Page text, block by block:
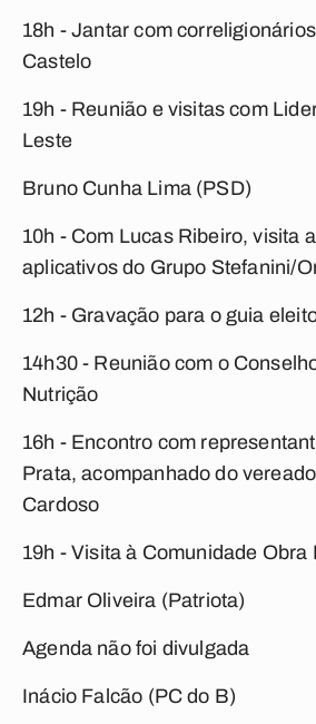
18h - Jantar com
Castelo
19h - Reunião e visitas com
Leste
Bruno Cunha Lima (PSD)
10h - Com Lucas Ribeiro, visita
aplicativos do Grupo Stefanini/
12h - Gravação para o guia
14h30 - Reunião com o
Nutrição
16h - Encontro com
Prata, acompanhado do
Cardoso
19h - Visita à Comunidade Obra
Edmar Oliveira (Patriota)
Agenda não foi divulgada
Inácio Falcão (PC do B)